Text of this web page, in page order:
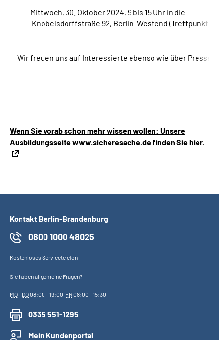
Mittwoch, 30. Oktober 2024, 9 bis 15 Uhr in die
Knobelsdorffstraße 92, Berlin-Westend (Treffpunkt
Wir freuen uns auf Interessierte ebenso wie über
Wenn Sie vorab schon mehr wissen wollen: Unsere
Ausbildungsseite www.sicheresache.de finden Sie hier.
Kontakt Berlin-Brandenburg
0800 1000 48025
Kostenloses Servicetelefon
Sie haben allgemeine Fragen?
MO- DO08:00 - 19:00, FR08:00 - 15:30
0335 551-1295
Mein Kundenportal